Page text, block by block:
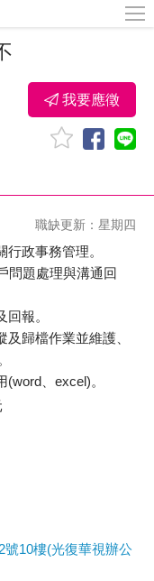
我要應徵
職缺更新：星期四
政事務管理。
問題處理與溝通回
報。
歸檔作業並維護、
、excel)。
號10樓(光復華視辦公